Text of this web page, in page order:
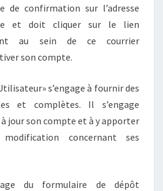
de confirmation sur l’adresse
et doit cliquer sur le lien
au sein de ce courrier
son compte.
s’engage à fournir des
et complètes. Il s’engage
jour son compte et à y apporter
concernant ses
du formulaire de dépôt